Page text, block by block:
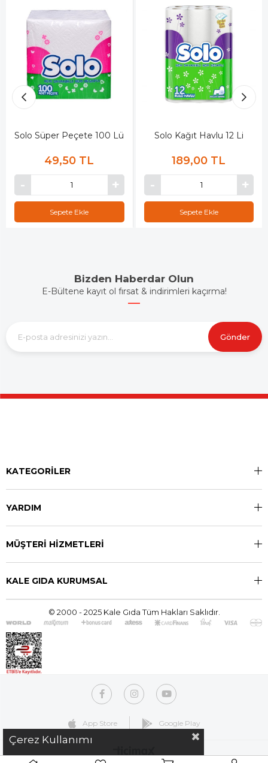
Solo Süper Peçete 100 Lü
49,50 TL
Sepete Ekle
Solo Kağıt Havlu 12 Li
189,00 TL
Sepete Ekle
Bizden Haberdar Olun
E-Bültene kayıt ol fırsat & indirimleri kaçırma!
Gönder
KATEGORİLER
YARDIM
MÜŞTERİ HİZMETLERİ
KALE GIDA KURUMSAL
© 2000 - 2025 Kale Gıda Tüm Hakları Saklıdır.
App Store Google Play
Çerez Kullanımı